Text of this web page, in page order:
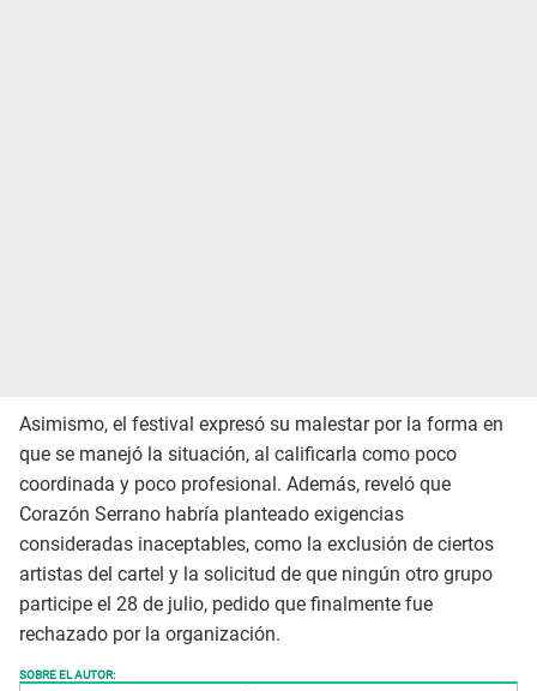
Asimismo, el festival expresó su malestar por la forma en
que se manejó la situación, al calificarla como poco
coordinada y poco profesional. Además, reveló que
Corazón Serrano habría planteado exigencias
consideradas inaceptables, como la exclusión de ciertos
artistas del cartel y la solicitud de que ningún otro grupo
participe el 28 de julio, pedido que finalmente fue
rechazado por la organización.
SOBRE EL AUTOR: